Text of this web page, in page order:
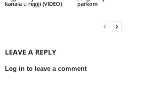
kanala u regiji (VIDEO)
parkom
LEAVE A REPLY
Log in to leave a comment